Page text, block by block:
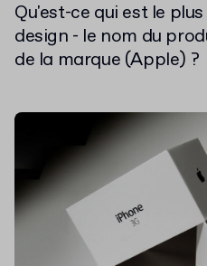
Qu'est-ce qui est le
design - le nom du
de la marque (Apple) ?